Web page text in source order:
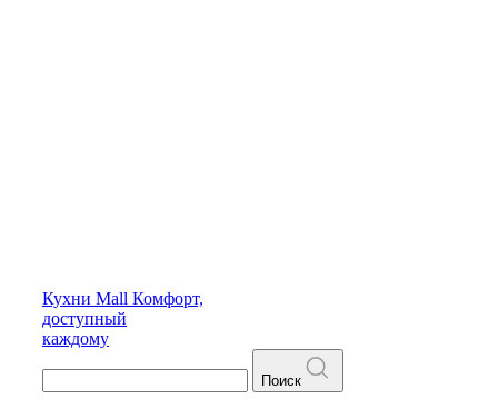
Кухни Mall Комфорт,
доступный
каждому
Поиск